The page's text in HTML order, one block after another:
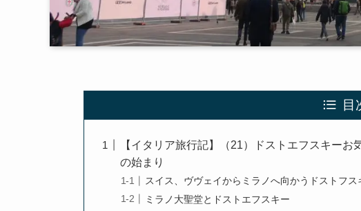
目
【イタリア旅行記】（21）ドストエフスキー
の始まり
スイス、ヴヴェイからミラノへ向かうドストフス
ミラノ大聖堂とドストエフスキー